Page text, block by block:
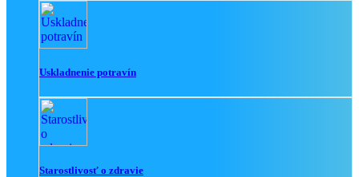
Uskladnenie potravín
Starostlivosť o zdravie